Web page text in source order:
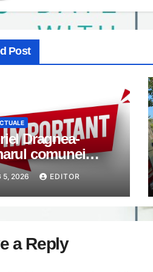
Post
Dragnea-
comunei
Anunț
5, 2026 EDITOR
a Reply